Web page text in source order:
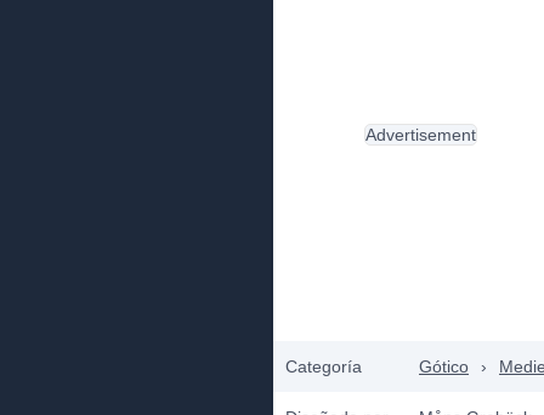
Categoría Gótico ›
Advertisement